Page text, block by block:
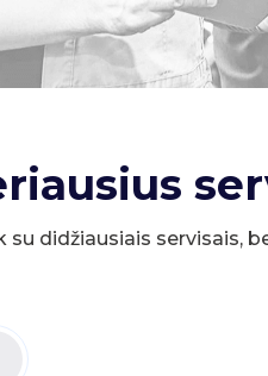
su didžiausiais servisais,